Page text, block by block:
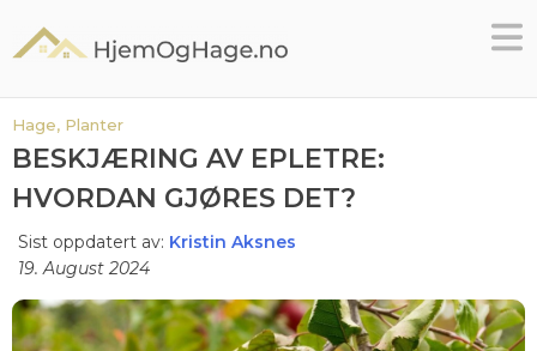
Hage, Planter
BESKJÆRING AV EPLETRE:
HVORDAN GJØRES DET?
Sist oppdatert av: Kristin Aksnes
19. August 2024